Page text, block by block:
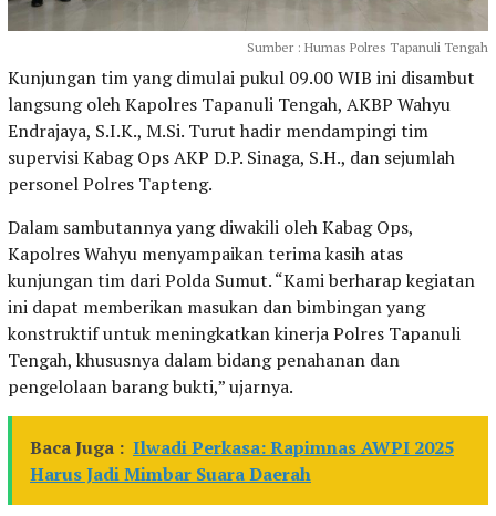
Sumber : Humas Polres Tapanuli Tengah
Kunjungan tim yang dimulai pukul 09.00 WIB ini disambut
langsung oleh Kapolres Tapanuli Tengah, AKBP Wahyu
Endrajaya, S.I.K., M.Si. Turut hadir mendampingi tim
supervisi Kabag Ops AKP D.P. Sinaga, S.H., dan sejumlah
personel Polres Tapteng.
Dalam sambutannya yang diwakili oleh Kabag Ops,
Kapolres Wahyu menyampaikan terima kasih atas
kunjungan tim dari Polda Sumut. “Kami berharap kegiatan
ini dapat memberikan masukan dan bimbingan yang
konstruktif untuk meningkatkan kinerja Polres Tapanuli
Tengah, khususnya dalam bidang penahanan dan
pengelolaan barang bukti,” ujarnya.
Baca Juga : Ilwadi Perkasa: Rapimnas AWPI 2025
Harus Jadi Mimbar Suara Daerah